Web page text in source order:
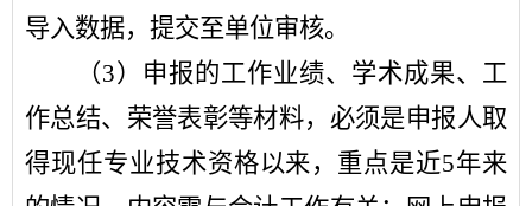
导入数据，提交至单位审核。
（3）申报的工作业绩、学术成果、工
作总结、荣誉表彰等材料，必须是申报人取
得现任专业技术资格以来，重点是近5年来